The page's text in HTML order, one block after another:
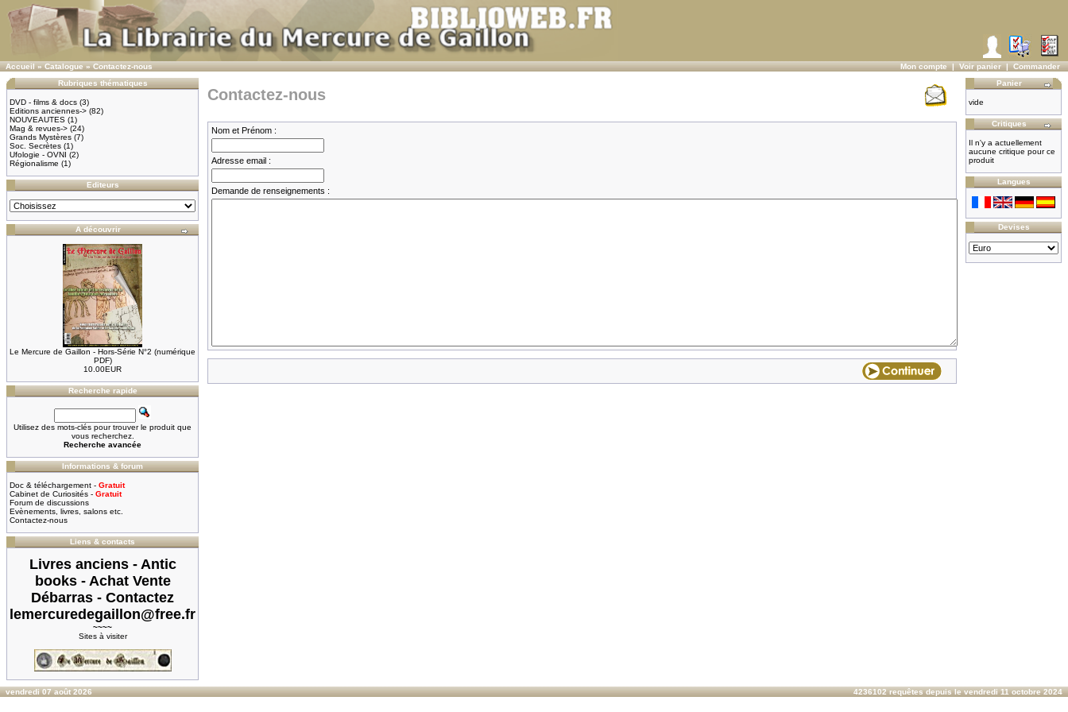
Accueil»Catalogue»Contactez-nous Mon compte|Voir panier|Commander
Rubriques thématiques
DVD - films & docs (3)
Editions anciennes-> (82)
NOUVEAUTES (1)
Mag & revues-> (24)
Grands Mystères (7)
Soc. Secrètes (1)
Ufologie - OVNI (2)
Régionalisme (1)
Editeurs
A découvrir
Le Mercure de Gaillon - Hors-Série N°2 (numérique
PDF)
10.00EUR
Recherche rapide
Utilisez des mots-clés pour trouver le produit que
vous recherchez.
Recherche avancée
Informations & forum
Doc & téléchargement - Gratuit
Cabinet de Curiosités - Gratuit
Forum de discussions
Evènements, livres, salons etc.
Contactez-nous
Liens & contacts
Livres anciens - Antic
books - Achat Vente
Débarras - Contactez
lemercuredegaillon@free.fr
~~~~
Sites à visiter
Contactez-nous
Nom et Prénom :
Adresse email :
Demande de renseignements :
Panier
vide
Critiques
Il n'y a actuellement
aucune critique pour ce
produit
Langues
Devises
vendredi 07 août 2026 4236102 requêtes depuis le vendredi 11 octobre 2024